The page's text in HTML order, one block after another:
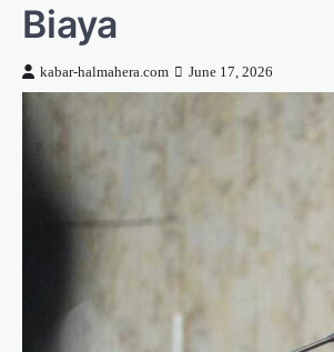
Biaya
kabar-halmahera.com June 17, 2026